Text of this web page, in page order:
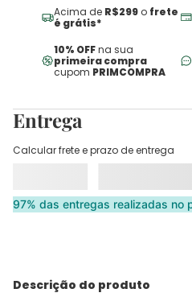
Acima de R$299 o frete
é grátis*
10% OFFna sua
primeira compra
cupom PRIMCOMPRA
Entrega
Calcular frete e prazo de entrega
97% das entregas realizadas no
Descrição do produto